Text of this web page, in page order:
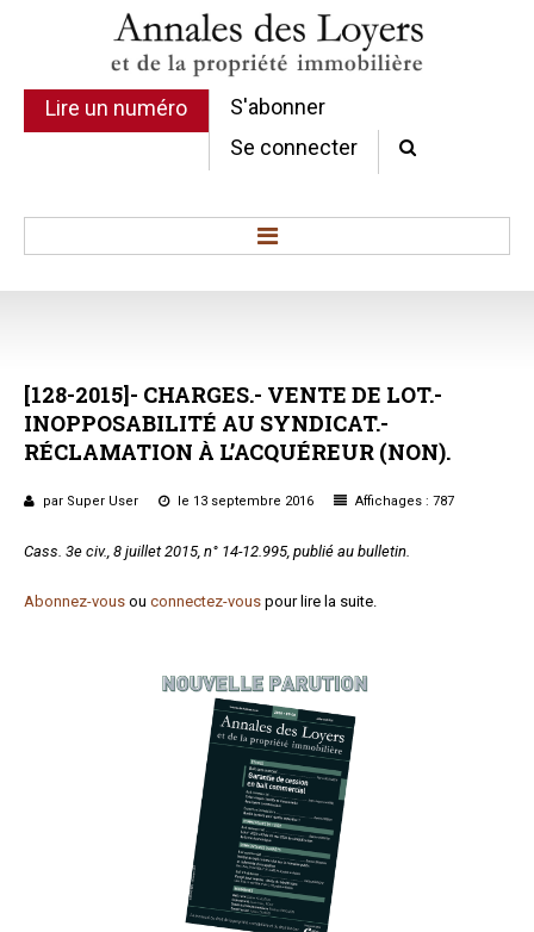
Lire un numéro
S'abonner
Se connecter
Sommaires
Chroniques
Etudes de texte
Réponses ministérielles
Formez-vous !
[128-2015]- CHARGES.- VENTE DE LOT.-
INOPPOSABILITÉ AU SYNDICAT.-
RÉCLAMATION À L’ACQUÉREUR (NON).
par Super User le 13 septembre 2016 Affichages : 787
Cass. 3e civ., 8 juillet 2015, n° 14-12.995, publié au bulletin.
Abonnez-vous ou connectez-vous pour lire la suite.